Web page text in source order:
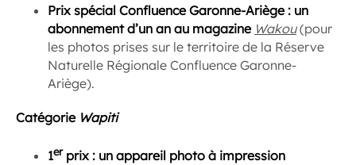
Prix spécial Confluence Garonne-Ariège : un
abonnement d’un an au magazine Wakou(pour
les photos prises sur le territoire de la Réserve
Naturelle Régionale Confluence Garonne-
Ariège).
Catégorie Wapiti
1erprix : un appareil photo à impression